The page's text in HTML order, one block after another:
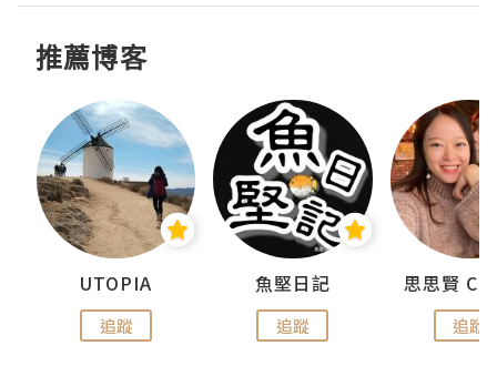
推薦博客
UTOPIA
追蹤
魚堅日記
追蹤 追蹤